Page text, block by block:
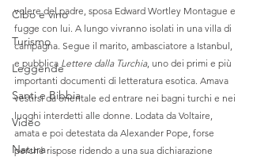
Cibo e vino
Turismo
Leggende
Santi e Bibbia
Video
Natura
volere del padre, sposa Edward Wortley Montague e
fugge con lui. A lungo vivranno isolati in una villa di
campagna. Segue il marito, ambasciatore a Istanbul,
e pubblica Lettere dalla Turchia, uno dei primi e più
importanti documenti di letteratura esotica. Amava
vestirsi da orientale ed entrare nei bagni turchi e nei
luoghi interdetti alle donne. Lodata da Voltaire,
amata e poi detestata da Alexander Pope, forse
perché rispose ridendo a una sua dichiarazione